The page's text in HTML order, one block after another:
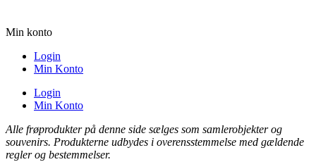
Min konto
Login
Min Konto
Login
Min Konto
Alle frøprodukter på denne side sælges som samlerobjekter og
souvenirs. Produkterne udbydes i overensstemmelse med gældende
regler og bestemmelser.